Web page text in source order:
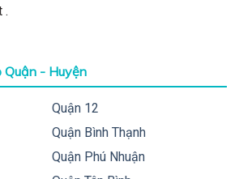
.
Quận - Huyện
Quận 12
Quận Bình Thạnh
Quận Phú Nhuận